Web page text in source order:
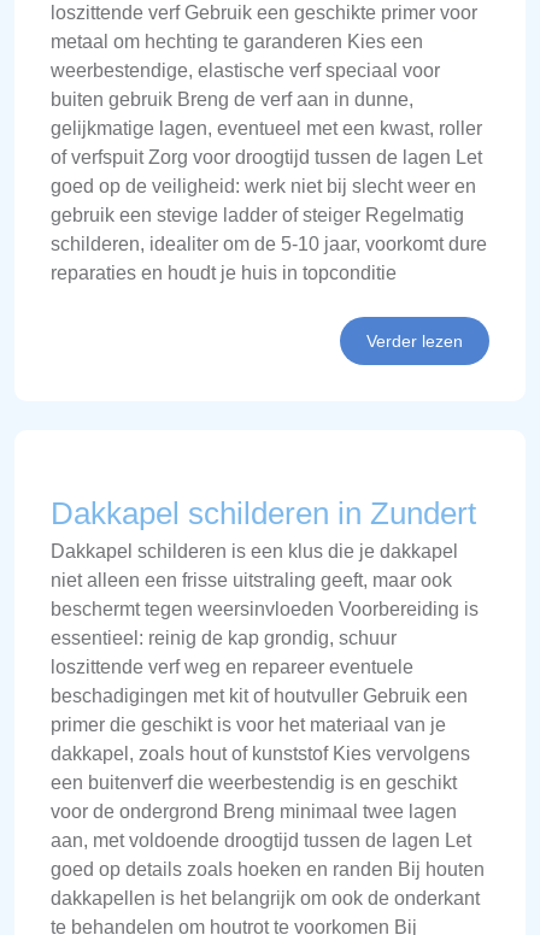
loszittende verf Gebruik een geschikte primer voor
metaal om hechting te garanderen Kies een
weerbestendige, elastische verf speciaal voor
buiten gebruik Breng de verf aan in dunne,
gelijkmatige lagen, eventueel met een kwast, roller
of verfspuit Zorg voor droogtijd tussen de lagen Let
goed op de veiligheid: werk niet bij slecht weer en
gebruik een stevige ladder of steiger Regelmatig
schilderen, idealiter om de 5-10 jaar, voorkomt dure
reparaties en houdt je huis in topconditie
Verder lezen
Dakkapel schilderen in Zundert
Dakkapel schilderen is een klus die je dakkapel
niet alleen een frisse uitstraling geeft, maar ook
beschermt tegen weersinvloeden Voorbereiding is
essentieel: reinig de kap grondig, schuur
loszittende verf weg en repareer eventuele
beschadigingen met kit of houtvuller Gebruik een
primer die geschikt is voor het materiaal van je
dakkapel, zoals hout of kunststof Kies vervolgens
een buitenverf die weerbestendig is en geschikt
voor de ondergrond Breng minimaal twee lagen
aan, met voldoende droogtijd tussen de lagen Let
goed op details zoals hoeken en randen Bij houten
dakkapellen is het belangrijk om ook de onderkant
te behandelen om houtrot te voorkomen Bij